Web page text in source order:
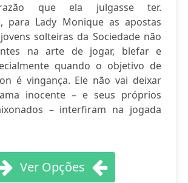
que ela julgasse ter.
para Lady Monique as apostas
solteiras da Sociedade não
na arte de jogar, blefar e
quando o objetivo de
é vingança. Ele não vai deixar
inocente – e seus próprios
– interfiram na jogada
Ver Opções